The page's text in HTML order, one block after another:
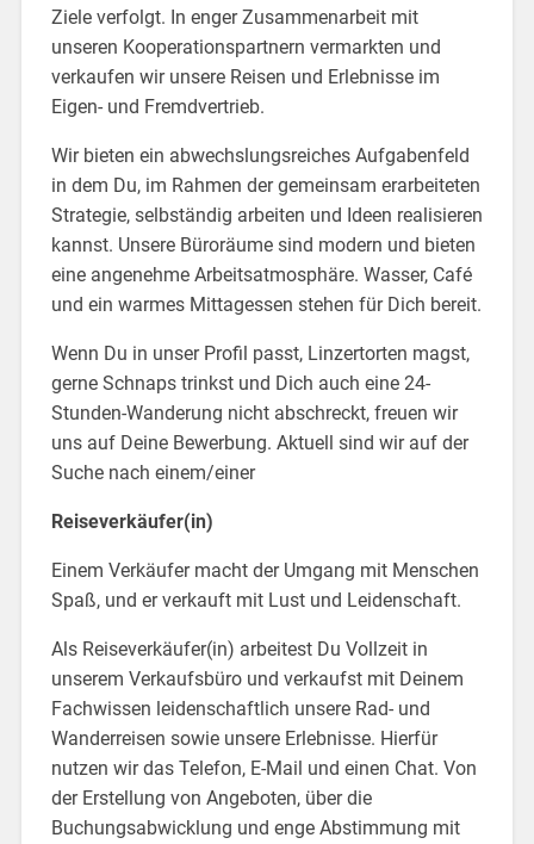
Ziele verfolgt. In enger Zusammenarbeit mit
unseren Kooperationspartnern vermarkten und
verkaufen wir unsere Reisen und Erlebnisse im
Eigen- und Fremdvertrieb.
Wir bieten ein abwechslungsreiches Aufgabenfeld
in dem Du, im Rahmen der gemeinsam erarbeiteten
Strategie, selbständig arbeiten und Ideen realisieren
kannst. Unsere Büroräume sind modern und bieten
eine angenehme Arbeitsatmosphäre. Wasser, Café
und ein warmes Mittagessen stehen für Dich bereit.
Wenn Du in unser Profil passt, Linzertorten magst,
gerne Schnaps trinkst und Dich auch eine 24-
Stunden-Wanderung nicht abschreckt, freuen wir
uns auf Deine Bewerbung. Aktuell sind wir auf der
Suche nach einem/einer
Reiseverkäufer(in)
Einem Verkäufer macht der Umgang mit Menschen
Spaß, und er verkauft mit Lust und Leidenschaft.
Als Reiseverkäufer(in) arbeitest Du Vollzeit in
unserem Verkaufsbüro und verkaufst mit Deinem
Fachwissen leidenschaftlich unsere Rad- und
Wanderreisen sowie unsere Erlebnisse. Hierfür
nutzen wir das Telefon, E-Mail und einen Chat. Von
der Erstellung von Angeboten, über die
Buchungsabwicklung und enge Abstimmung mit